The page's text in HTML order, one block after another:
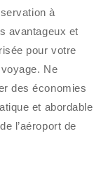
à
avantageux et
pour votre
Ne
des économies
et abordable
l’aéroport de